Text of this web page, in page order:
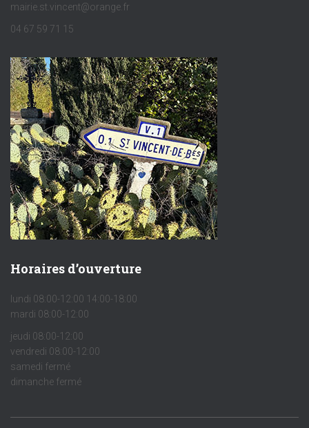
mairie.st.vincent@orange.fr
04 67 59 71 15
Horaires d’ouverture
lundi 08:00-12:00 14:00-18:00
mardi 08:00-12:00
jeudi 08:00-12:00
vendredi 08:00-12:00
samedi fermé
dimanche fermé